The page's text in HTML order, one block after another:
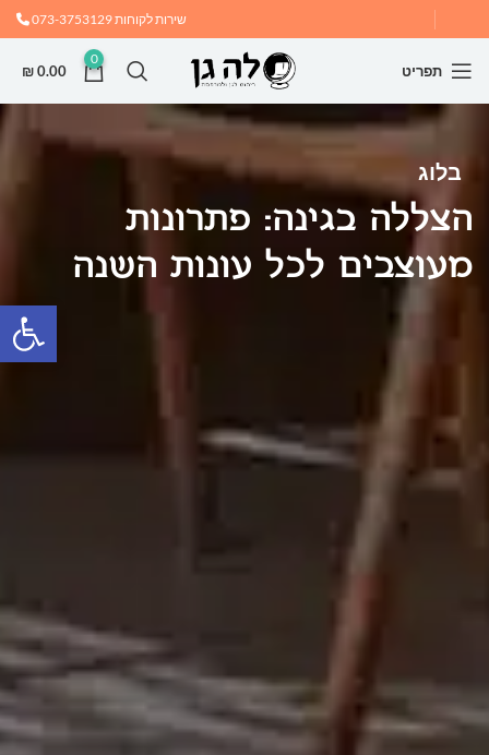
שירות לקוחות073-3753129
תפריט
0
₪0.00
בלוג
הצללה בגינה: פתרונות
מעוצבים לכל עונות השנה